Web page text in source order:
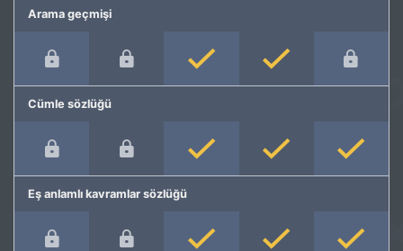
Arama geçmişi
Cümle sözlüğü
Eş anlamlı kavramlar sözlüğü